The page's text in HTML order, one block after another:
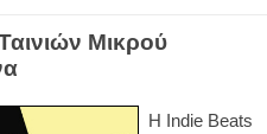
Μικρού
Η Indie Beats